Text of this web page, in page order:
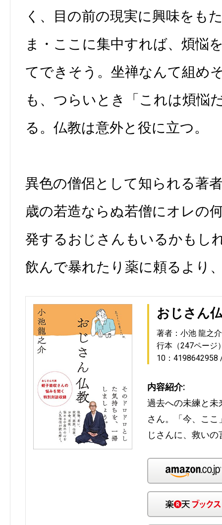
く、目の前の現実に興味をも
ま・ここに集中すれば、煩悩
てできそう。坐禅なんて組め
も、つらいとき「これは煩悩
る。仏教は意外と役に立つ。
異色の僧侶として知られる著
歳の若造ならぬ若僧にオレの
発するおじさんもいるかもし
飲んで暴れたり薬に頼るより
おじさん
著者：小池 龍之介
行本（247ページ
10：4198642958
内容紹介:
過去への未練と未
さん。「今、こ
じさんに、救い